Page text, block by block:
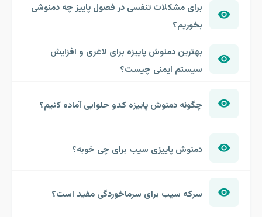
برای مشکلات تنفسی در فصول پاییز چه دمنوشی
بخوریم؟
بهترین دمنوش پاییزه برای لاغری و افزایش
سیستم ایمنی چیست؟
چگونه دمنوش پاییزه کدو حلوایی آماده کنیم؟
دمنوش پاییزی سیب برای چی خوبه؟
سرکه سیب برای سرماخوردگی مفید است؟